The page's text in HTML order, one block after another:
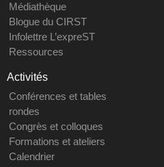
Médiathèque
Blogue du CIRST
Infolettre L’expreST
Ressources
Activités
Conférences et tables
rondes
Congrès et colloques
Formations et ateliers
Calendrier